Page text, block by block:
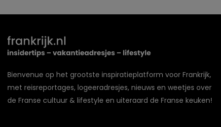
Bienvenue op het grootste inspiratieplatform voor Frankrijk,
met reisreportages, logeeradresjes, nieuws en weetjes over
de Franse cultuur & lifestyle en uiteraard de Franse keuken!